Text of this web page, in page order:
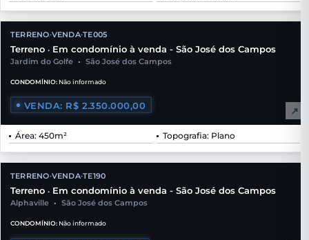
TERRENO•VENDA•TE005
Terreno • Em condomínio à venda - São José dos Campos
Jardim do Golfe • São José dos Campos
CONDOMÍNIO: Não informado
VENDA: R$ 2.350.000,00 ↗
Área: 450m² Topografia: Plano
TERRENO•VENDA•TE190
Terreno • Em condomínio à venda - São José dos Campos
Alphaville • São José dos Campos
CONDOMÍNIO: Não informado